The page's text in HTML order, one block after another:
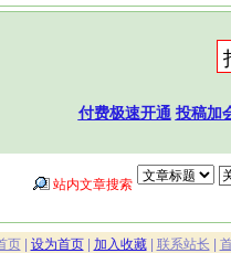
付费极速开通 投稿加
站内文章搜索
页| 设为首页| 加入收藏| 联系站长